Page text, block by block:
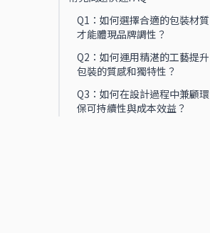
Q1：如何選擇合適的包裝材質
才能體現品牌調性？
Q2：如何運用精湛的工藝提升
包裝的質感和獨特性？
Q3：如何在設計過程中兼顧環
保可持續性與成本效益？